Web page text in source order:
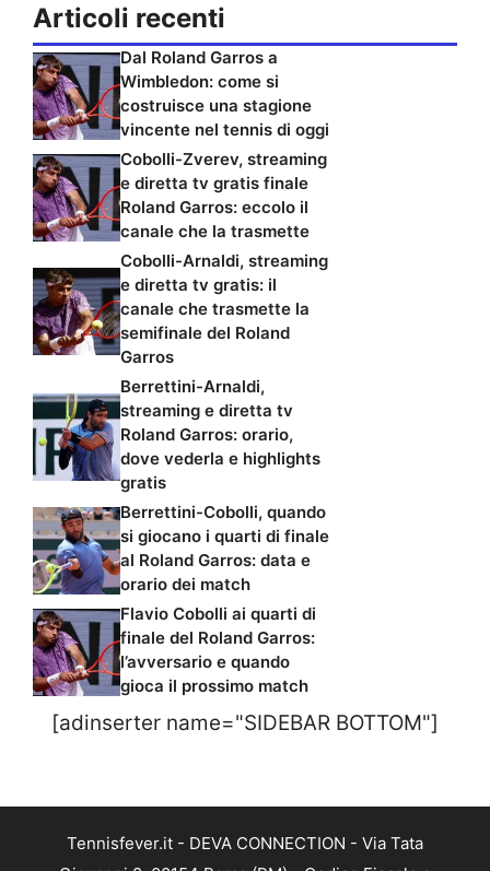
Articoli recenti
Dal Roland Garros a
Wimbledon: come si
costruisce una stagione
vincente nel tennis di oggi
Cobolli-Zverev, streaming
e diretta tv gratis finale
Roland Garros: eccolo il
canale che la trasmette
Cobolli-Arnaldi, streaming
e diretta tv gratis: il
canale che trasmette la
semifinale del Roland
Garros
Berrettini-Arnaldi,
streaming e diretta tv
Roland Garros: orario,
dove vederla e highlights
gratis
Berrettini-Cobolli, quando
si giocano i quarti di finale
al Roland Garros: data e
orario dei match
Flavio Cobolli ai quarti di
finale del Roland Garros:
l’avversario e quando
gioca il prossimo match
[adinserter name="SIDEBAR BOTTOM"]
Tennisfever.it - DEVA CONNECTION - Via Tata